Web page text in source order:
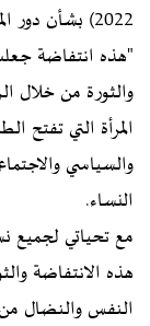
2022) بشأن دور المرأة في الانتفاضة:
"هذه انتفاضة
والثورة من خلال
المرأة التي تفتح
والسياسي
النساء.
مع تحياتي لجميع
هذه الانتفاضة
النفس والنضال